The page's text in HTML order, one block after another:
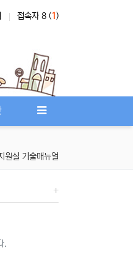
접속자 8 (1 )
원실 기술매뉴얼
.